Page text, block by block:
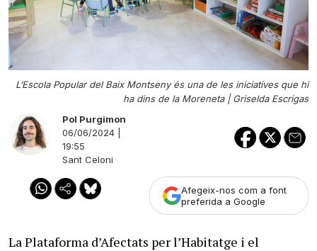
L’Escola Popular del Baix Montseny és una de les iniciatives que hi
ha dins de la Moreneta |Griselda Escrigas
Pol Purgimon
06/06/2024 |
19:55
Sant Celoni
Afegeix-nos com a font
preferida a Google
La Plataforma d’Afectats per l’Habitatge i el